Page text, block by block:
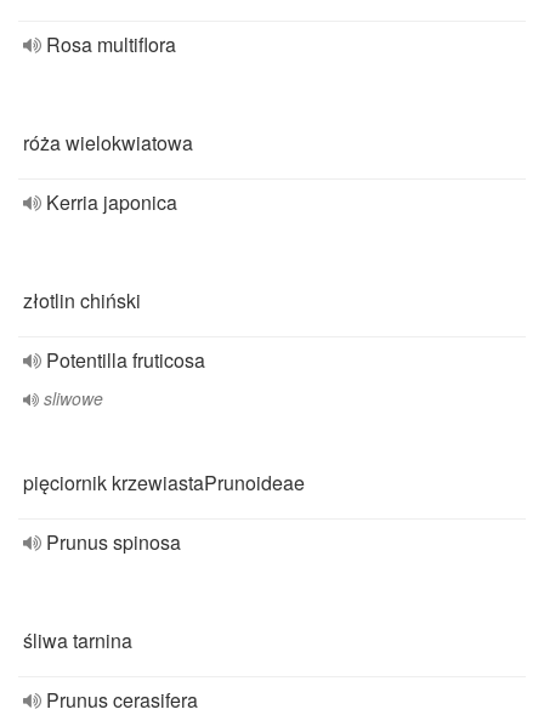
Rosa multiflora
róża wielokwiatowa
Kerria japonica
złotlin chiński
Potentilla fruticosa
sliwowe
pięciornik krzewiastaPrunoideae
Prunus spinosa
śliwa tarnina
Prunus cerasifera